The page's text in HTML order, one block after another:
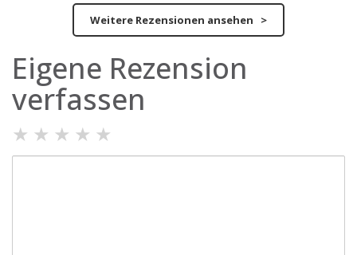
Weitere Rezensionen ansehen >
Eigene Rezension
verfassen
★ ★ ★ ★ ★